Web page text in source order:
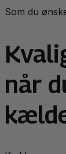
Som du
når